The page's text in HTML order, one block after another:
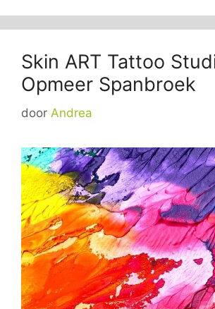
Skin ART Tattoo
Opmeer Spanbroek
door Andrea